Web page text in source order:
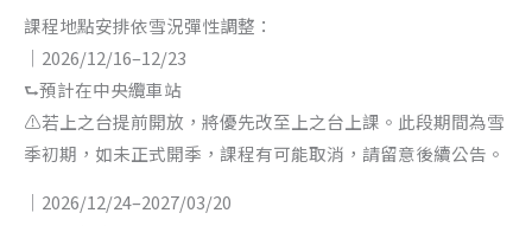
課程地點安排依雪況彈性調整：
｜2026/12/16–12/23
⮑預計在中央纜車站
⚠️若上之台提前開放，將優先改至上之台上課。此段期間為雪
季初期，如未正式開季，課程有可能取消，請留意後續公告。
｜2026/12/24–2027/03/20